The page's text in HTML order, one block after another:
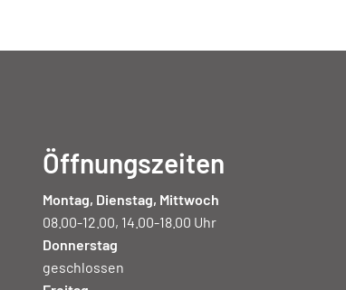
Öffnungszeiten
Montag, Dienstag, Mittwoch
08.00-12.00, 14.00-18.00 Uhr
Donnerstag
geschlossen